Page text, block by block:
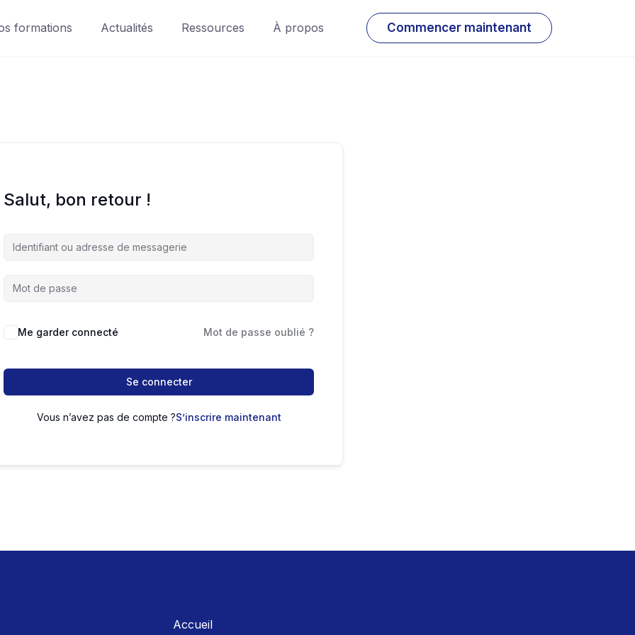
formations Actualités Ressources À propos Commencer maintenant
Salut, bon retour !
Me garder connecté Mot de passe oublié ?
Se connecter
Vous n’avez pas de compte ?S’inscrire maintenant
Accueil